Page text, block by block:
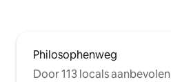
Philosophenweg
Door 113 locals aanbevolen